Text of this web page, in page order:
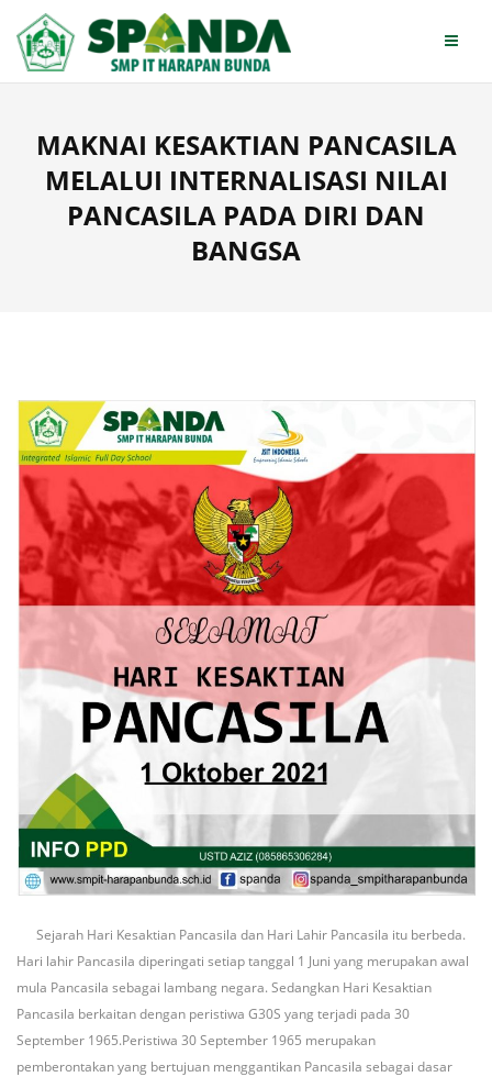
content
MAKNAI KESAKTIAN PANCASILA
MELALUI INTERNALISASI NILAI
PANCASILA PADA DIRI DAN
BANGSA
Sejarah Hari Kesaktian Pancasila dan Hari Lahir Pancasila itu berbeda.
Hari lahir Pancasila diperingati setiap tanggal 1 Juni yang merupakan awal
mula Pancasila sebagai lambang negara. Sedangkan Hari Kesaktian
Pancasila berkaitan dengan peristiwa G30S yang terjadi pada 30
September 1965.Peristiwa 30 September 1965 merupakan
pemberontakan yang bertujuan menggantikan Pancasila sebagai dasar